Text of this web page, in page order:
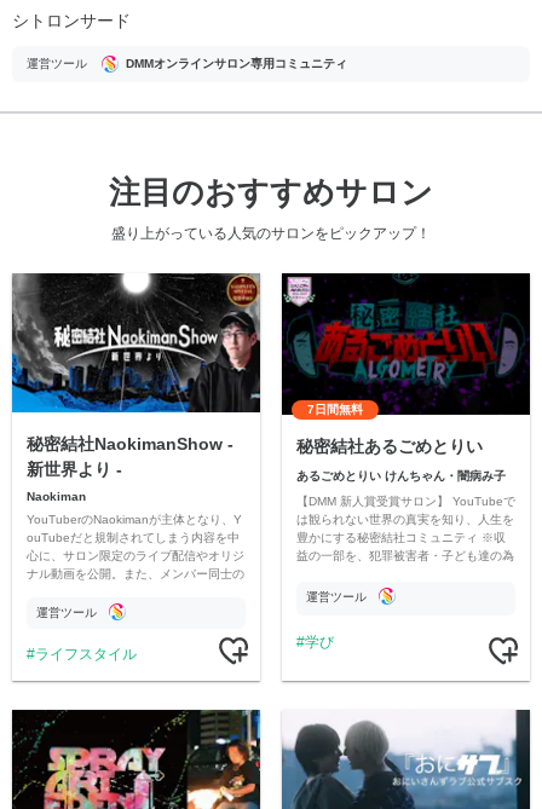
シトロンサード
運営ツール DMMオンラインサロン専用コミュニティ
注目のおすすめサロン
盛り上がっている人気のサロンをピックアップ！
秘密結社NaokimanShow -
新世界より -
Naokiman
YouTuberのNaokimanが主体となり、Y
ouTubeだと規制されてしまう内容を中
心に、サロン限定のライブ配信やオリジ
ナル動画を公開。また、メンバー同士の
ただいています。
運営ツール
ライフスタイル
7日間無料
秘密結社あるごめとりい
あるごめとりい けんちゃん・闇病み子
【DMM 新人賞受賞サロン】 YouTubeで
は観られない世界の真実を知り、人生を
豊かにする秘密結社コミュニティ ※収
益の一部を、犯罪被害者・子ども達の為
す運営ツール
学び